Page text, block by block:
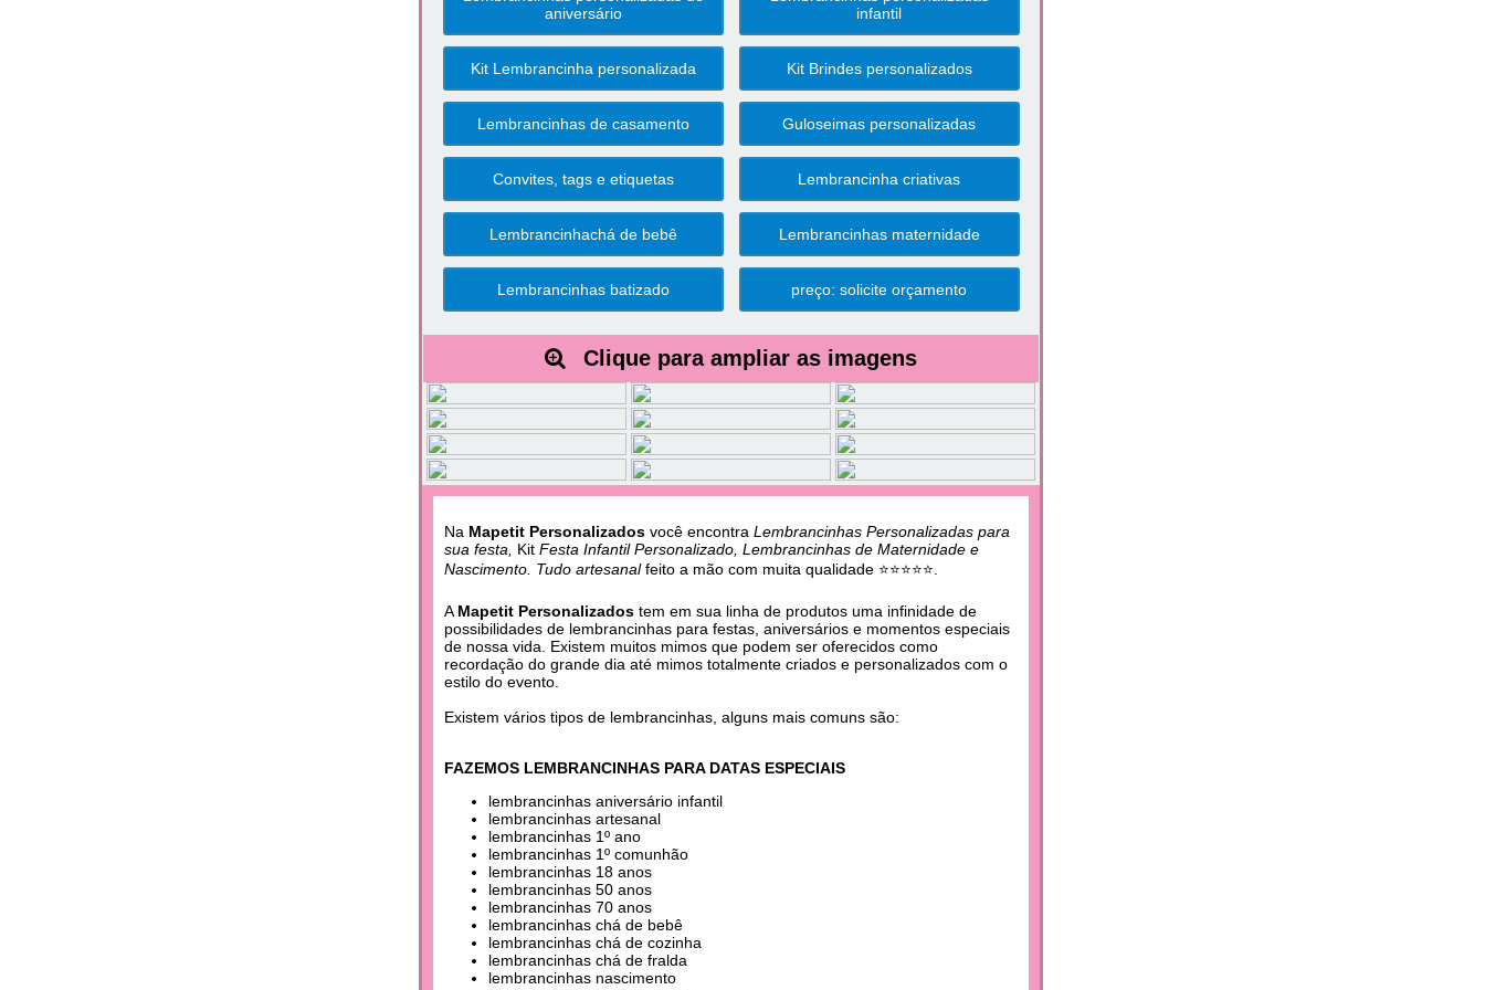
aniversário
infantil
Kit Lembrancinha personalizada Kit Brindes personalizados
Lembrancinhas de casamento Guloseimas personalizadas
Convites, tags e etiquetas Lembrancinha criativas
Lembrancinhachá de bebê Lembrancinhas maternidade
Lembrancinhas batizado preço: solicite orçamento
Clique para ampliar as imagens
Na Mapetit Personalizados você encontra Lembrancinhas Personalizadas para
sua festa, Kit Festa Infantil Personalizado, Lembrancinhas de Maternidade e
Nascimento. Tudo artesanalfeito a mão com muita qualidade ⭐⭐⭐⭐⭐.
A Mapetit Personalizados tem em sua linha de produtos uma infinidade de
possibilidades de lembrancinhas para festas, aniversários e momentos especiais
de nossa vida. Existem muitos mimos que podem ser oferecidos como
recordação do grande dia até mimos totalmente criados e personalizados com o
estilo do evento.
Existem vários tipos de lembrancinhas, alguns mais comuns são:
FAZEMOS LEMBRANCINHAS PARA DATAS ESPECIAIS
lembrancinhas aniversário infantil
lembrancinhas artesanal
lembrancinhas 1º ano
lembrancinhas 1º comunhão
lembrancinhas 18 anos
lembrancinhas 50 anos
lembrancinhas 70 anos
lembrancinhas chá de bebê
lembrancinhas chá de cozinha
lembrancinhas chá de fralda
lembrancinhas nascimento